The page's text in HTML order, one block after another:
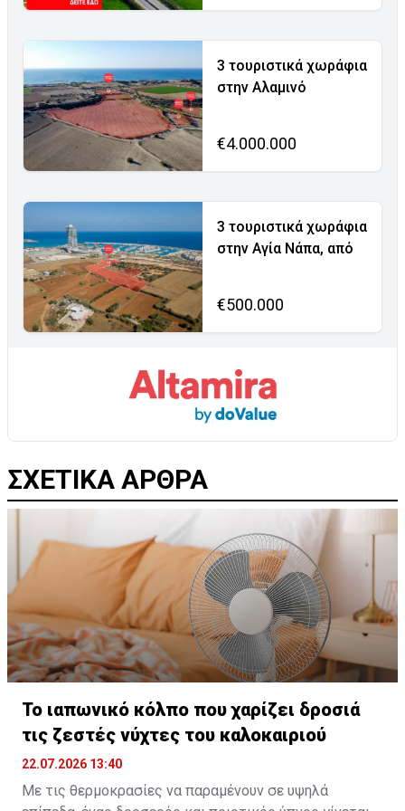
3 τουριστικά χωράφια
στην Αλαμινό
€4.000.000
3 τουριστικά χωράφια
στην Αγία Νάπα, από
€500.000
ΣΧΕΤΙΚΑ ΑΡΘΡΑ
Το ιαπωνικό κόλπο που χαρίζει δροσιά
τις ζεστές νύχτες του καλοκαιριού
22.07.2026 13:40
Με τις θερμοκρασίες να παραμένουν σε υψηλά